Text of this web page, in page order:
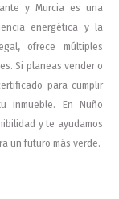
y Murcia es una
energética y la
ofrece múltiples
Si planeas vender o
para cumplir
inmueble. En Nuño
y te ayudamos
un futuro más verde.